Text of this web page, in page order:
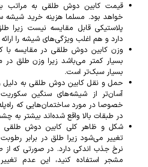
قیمت کابین دوش طلقی به مراتب
خواهد بود. مسلما هزینه خرید شیشه
پلاستیکی قابل مقایسه نیست زیرا
دارد و هم اغلب ویژگی‌های شیشه را
وزن کابین دوش طلقی در مقایسه
بسیار کمتر می‌باشد زیرا وزن طلق
بسیار سبک‌تر است.
حمل و نقل کابین دوش طلقی به دلیل
آسان‌تر از شیشه‌های سنگین
خصوصا در مورد ساختمان‌هایی که
در طبقات بالا واقع شده‌اند بیشتر به
شکل و ظاهر کلی کابین دوش طلقی
تغییر می‌شود زیرا طلق در برابر
نرخ جذب اندکی دارد. در صورتی که
مشجر استفاده کنید، این عدم